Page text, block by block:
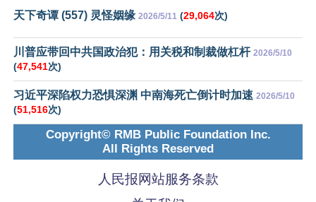
天下奇谭 (557) 灵怪姻缘 2026/5/11 (29,064次)
川普应带回中共国政治犯：用关税和制裁做杠杆 2026/5/10
(47,541次)
习近平深陷权力恐惧深渊 中南海死亡倒计时加速 2026/5/10
(51,516次)
Copyright© RMB Public Foundation Inc.
All Rights Reserved
人民报网站服务条款